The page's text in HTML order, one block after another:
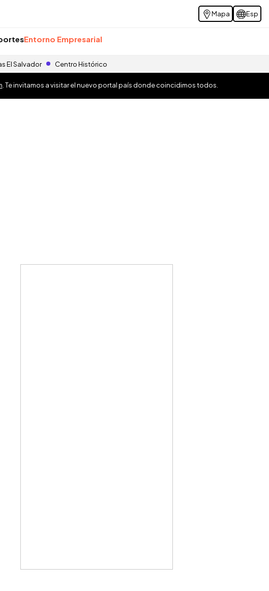
Mapa Esp
Entorno Empresarial
El Salvador Centro Histórico
. Te invitamos a visitar el nuevo portal país donde coincidimos todos.